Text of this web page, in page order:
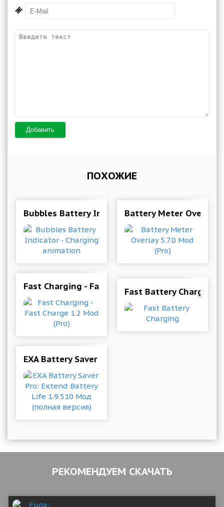
Добавить
ПОХОЖИЕ
Bubbles Battery Indicator - Charging animation
Battery Meter Overlay
Fast Charging - Fast Charge 1.2 Mod (Pro)
Fast Battery Charging
EXA Battery Saver Pro: Extend Battery Life
РЕКОМЕНДУЕМ СКАЧАТЬ